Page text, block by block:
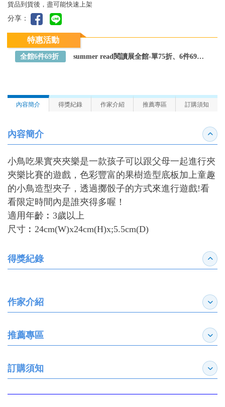
貨品到貨後，盡可能快速上架
分享：
特惠活動
全館6件69折 summer read閱讀展全館-單75折、6件69折～全館任選
內容簡介 得獎紀錄 作家介紹 推薦專區 訂購須知
內容簡介 收合
小鳥吃果實夾夾樂是一款孩子可以跟父母一起進行夾
夾樂比賽的遊戲，色彩豐富的果樹造型底板加上童趣
的小鳥造型夾子，透過擲骰子的方式來進行遊戲!看
看限定時間內是誰夾得多喔！
適用年齡︰3歲以上
尺寸︰24cm(W)x24cm(H)x;5.5cm(D)
得獎紀錄 收合
作家介紹 展開
推薦專區 展開
訂購須知 展開